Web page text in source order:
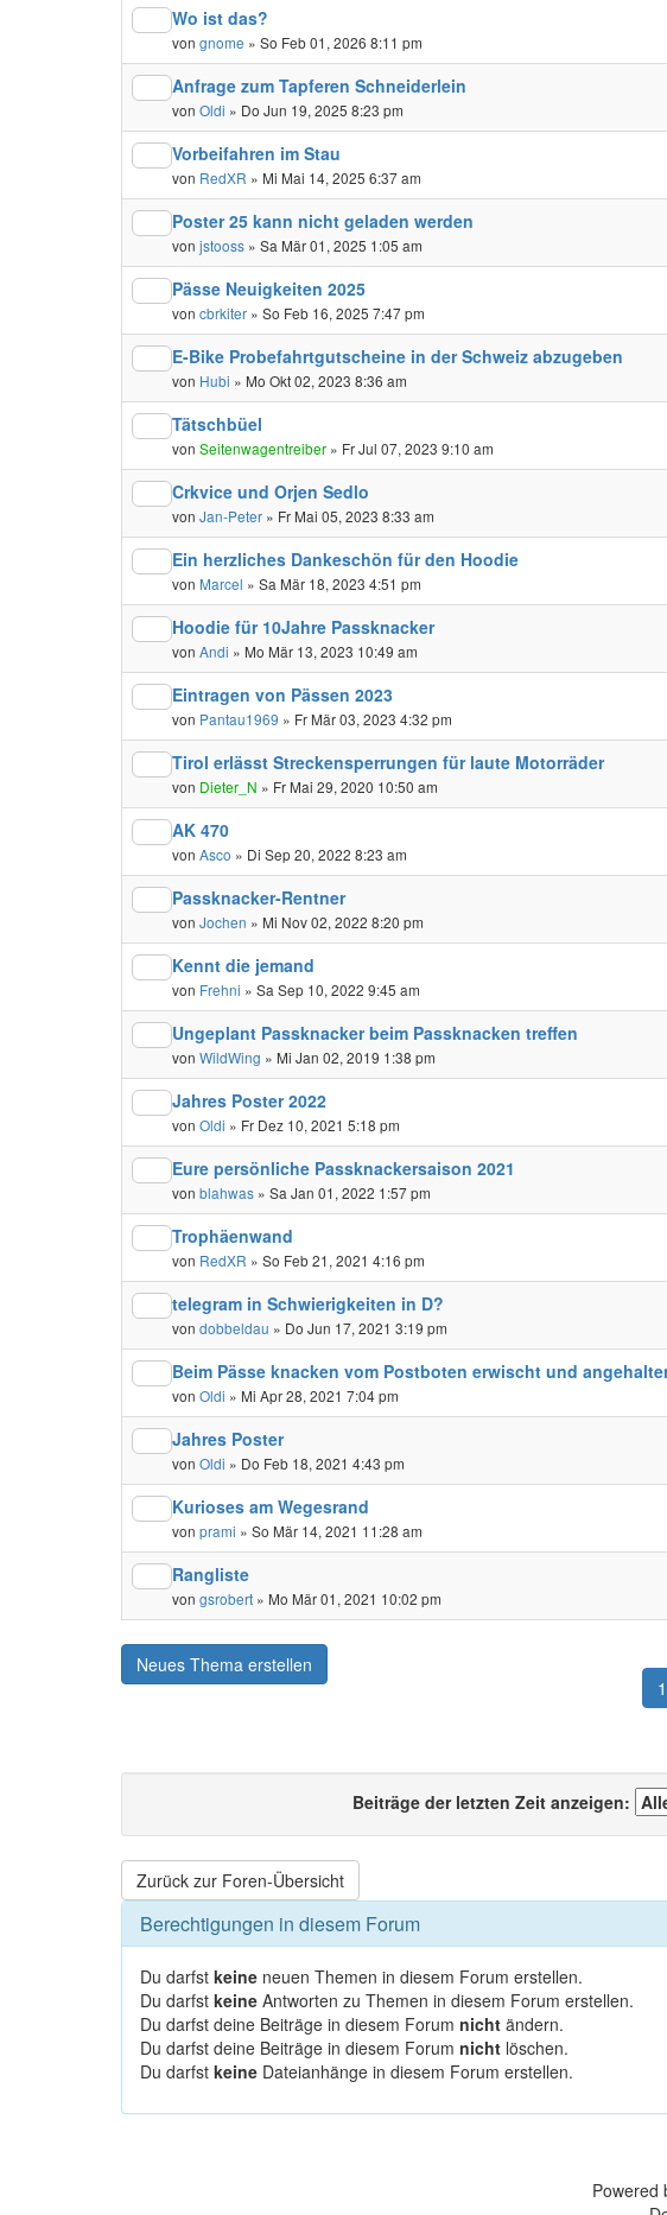
Wo ist das?
von gnome » So Feb 01, 2026 8:11 pm
Anfrage zum Tapferen Schneiderlein
von Oldi » Do Jun 19, 2025 8:23 pm
Vorbeifahren im Stau
von RedXR » Mi Mai 14, 2025 6:37 am
Poster 25 kann nicht geladen werden
von jstooss » Sa Mär 01, 2025 1:05 am
Pässe Neuigkeiten 2025
von cbrkiter » So Feb 16, 2025 7:47 pm
E-Bike Probefahrtgutscheine in der Schweiz abzugeben
von Hubi » Mo Okt 02, 2023 8:36 am
Tätschbüel
von Seitenwagentreiber » Fr Jul 07, 2023 9:10 am
Crkvice und Orjen Sedlo
von Jan-Peter » Fr Mai 05, 2023 8:33 am
Ein herzliches Dankeschön für den Hoodie
von Marcel » Sa Mär 18, 2023 4:51 pm
Hoodie für 10Jahre Passknacker
von Andi » Mo Mär 13, 2023 10:49 am
Eintragen von Pässen 2023
von Pantau1969 » Fr Mär 03, 2023 4:32 pm
Tirol erlässt Streckensperrungen für laute Motorräder
von Dieter_N » Fr Mai 29, 2020 10:50 am
AK 470
von Asco » Di Sep 20, 2022 8:23 am
Passknacker-Rentner
von Jochen » Mi Nov 02, 2022 8:20 pm
Kennt die jemand
von Frehni » Sa Sep 10, 2022 9:45 am
Ungeplant Passknacker beim Passknacken treffen
von WildWing » Mi Jan 02, 2019 1:38 pm
Jahres Poster 2022
von Oldi » Fr Dez 10, 2021 5:18 pm
Eure persönliche Passknackersaison 2021
von blahwas » Sa Jan 01, 2022 1:57 pm
Trophäenwand
von RedXR » So Feb 21, 2021 4:16 pm
telegram in Schwierigkeiten in D?
von dobbeldau » Do Jun 17, 2021 3:19 pm
Beim Pässe knacken vom Postboten erwischt und
von Oldi » Mi Apr 28, 2021 7:04 pm
Jahres Poster
von Oldi » Do Feb 18, 2021 4:43 pm
Kurioses am Wegesrand
von prami » So Mär 14, 2021 11:28 am
Rangliste
von gsrobert » Mo Mär 01, 2021 10:02 pm
Neues Thema erstellen
1
Beiträge der letzten Zeit anzeigen:
Zurück zur Foren-Übersicht
Berechtigungen in diesem Forum
Du darfst keine neuen Themen in diesem Forum erstellen.
Du darfst keine Antworten zu Themen in diesem Forum erstellen.
Du darfst deine Beiträge in diesem Forum nicht ändern.
Du darfst deine Beiträge in diesem Forum nicht löschen.
Du darfst keine Dateianhänge in diesem Forum erstellen.
Powered